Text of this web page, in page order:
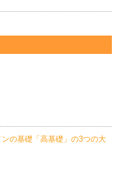
ンの基礎「高基礎」の3つの大